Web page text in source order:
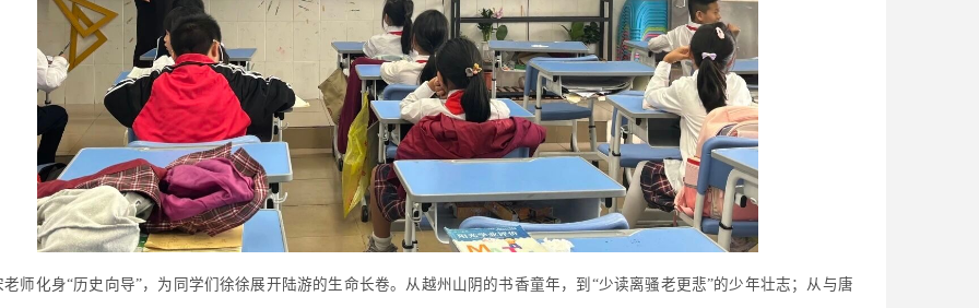
老师化身“历史向导”，为同学们徐徐展开陆游的生命长卷。从越州山阴的书香童年，到“少读离骚老更悲”的少年壮志；从与唐